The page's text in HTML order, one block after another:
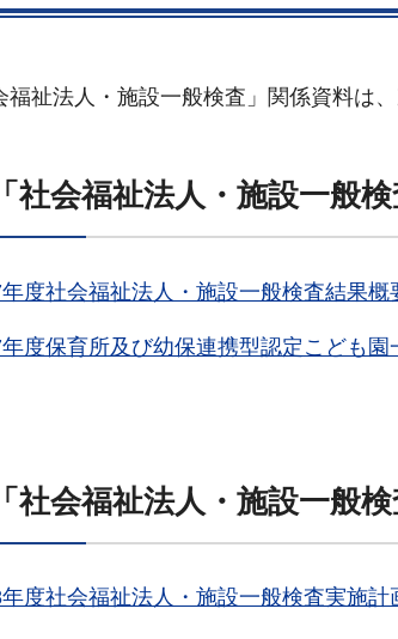
祉法人・施設一般検査」関係資料は、
社会福祉法人・施設一般
度社会福祉法人・施設一般検査結果概
度保育所及び幼保連携型認定こども園
社会福祉法人・施設一般
度社会福祉法人・施設一般検査実施計